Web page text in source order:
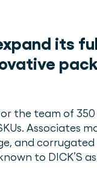
its
the team of
Associates
and
to DICK’S